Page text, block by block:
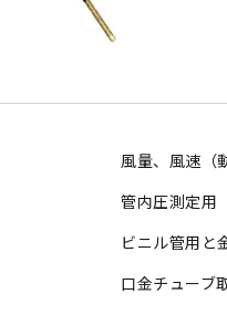
風量、風速（
管内圧測定用
ビニル管用と
口金チューブ